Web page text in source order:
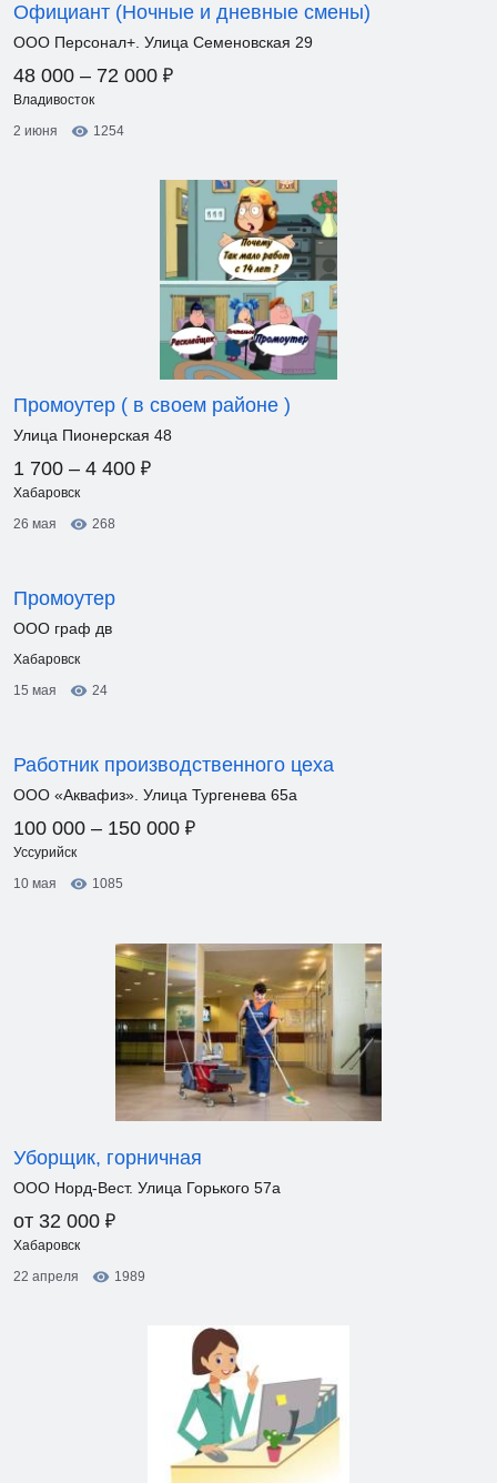
Официант (Ночные и дневные смены)
ООО Персонал+. Улица Семеновская 29
48 000 – 72 000 ₽
Владивосток
2 июня
1254
Промоутер ( в своем районе )
Улица Пионерская 48
1 700 – 4 400 ₽
Хабаровск
26 мая
268
Промоутер
ООО граф дв
Хабаровск
15 мая
24
Работник производственного цеха
ООО «Аквафиз». Улица Тургенева 65а
100 000 – 150 000 ₽
Уссурийск
10 мая
1085
Уборщик, горничная
ООО Норд-Вест. Улица Горького 57а
от 32 000 ₽
Хабаровск
22 апреля
1989